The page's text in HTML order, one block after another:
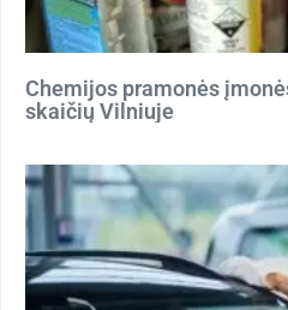
Chemijos pramonės
skaičių Vilniuje